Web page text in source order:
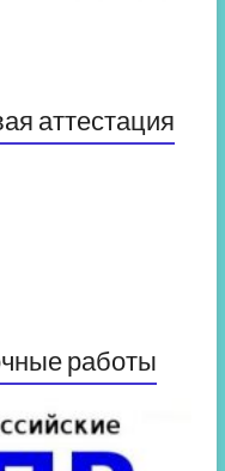
аттестация
работы